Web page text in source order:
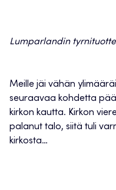
Lumparlandin
Meille jäi vähän
seuraavaa kohdetta
kirkon kautta. Kirkon
palanut talo, siitä tuli
kirkosta…